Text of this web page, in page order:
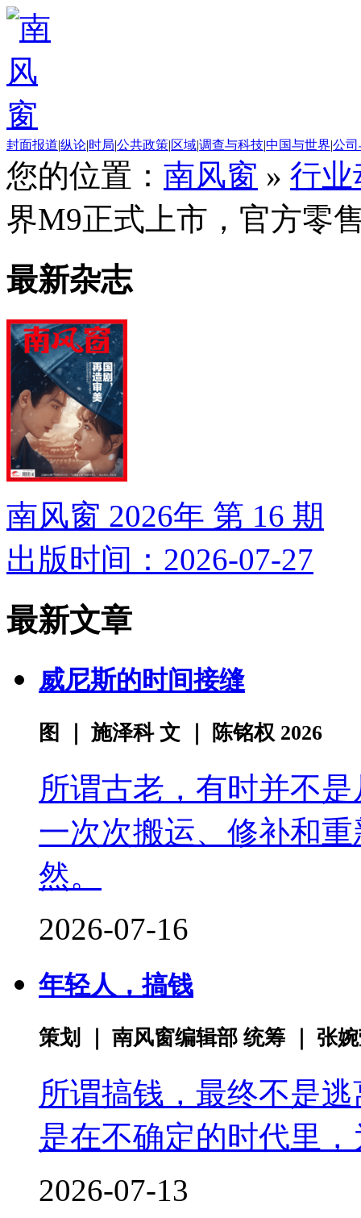
封面报道|纵论|时局|公共政策|区域|调查与科技|中国与世界|公
您的位置： 南风窗 » 行业
界M9正式上市，官方零
最新杂志
南风窗 2026年 第 16 期
出版时间：2026-07-27
最新文章
威尼斯的时间接缝
图 ｜ 施泽科 文 ｜ 陈铭权 2026
所谓古老，有时并不
一次次搬运、修补和
然。
2026-07-16
年轻人，搞钱
策划 ｜ 南风窗编辑部 统筹 ｜ 张
所谓搞钱，最终不是
是在不确定的时代里
2026-07-13